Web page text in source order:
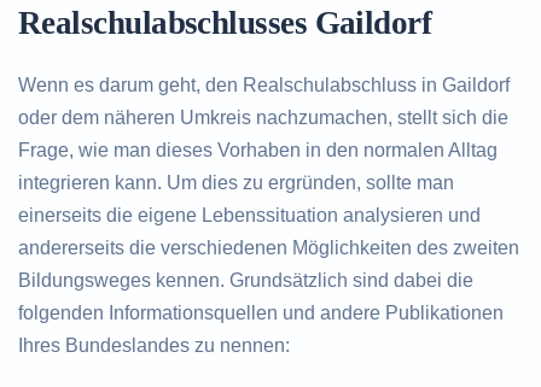
Realschulabschlusses
Realschulabschlusses Gaildorf
Wenn es darum geht, den Realschulabschluss in Gaildorf
oder dem näheren Umkreis nachzumachen, stellt sich die
Frage, wie man dieses Vorhaben in den normalen Alltag
integrieren kann. Um dies zu ergründen, sollte man
einerseits die eigene Lebenssituation analysieren und
andererseits die verschiedenen Möglichkeiten des zweiten
Bildungsweges kennen. Grundsätzlich sind dabei die
folgenden Informationsquellen und andere Publikationen
Ihres Bundeslandes zu nennen: